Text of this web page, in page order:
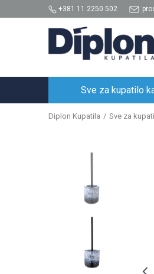
+381 11 2250 502
Sve za kupatilo
Diplon Kupatila Sve za